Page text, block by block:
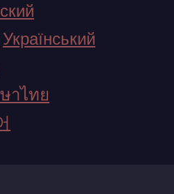
Український
าไทย